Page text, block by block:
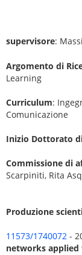
supervisore:
Argomento di
Learning
Curriculum:
Comunicazione
Inizio Dottorato
Commissione di
Scarpiniti, Rita
Produzione
11573/1740072 -
networks applied